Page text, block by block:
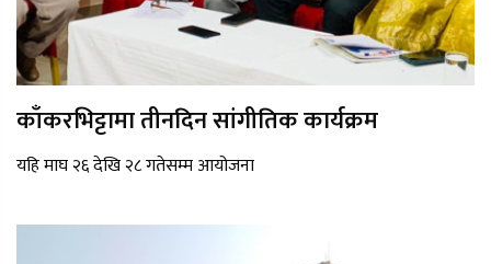
काँकरभिट्टामा तीनदिन सांगीतिक कार्यक्रम
यहि माघ २६ देखि २८ गतेसम्म आयोजना